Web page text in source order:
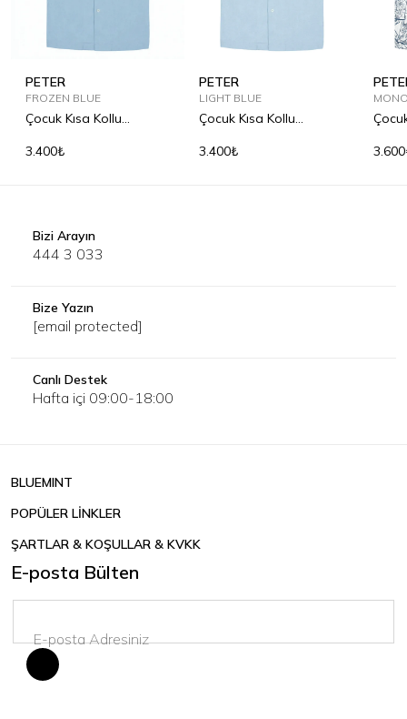
PETER
FROZEN BLUE
Çocuk Kısa Kollu
Gömlek
3.400₺
PETER
LIGHT BLUE
Çocuk Kısa Kollu
Gömlek
3.400₺
Bizi Arayın
444 3 033
Bize Yazın
[email protected]
Canlı Destek
Hafta içi 09:00-18:00
BLUEMINT
POPÜLER LİNKLER
ŞARTLAR & KOŞULLAR & KVKK
E-posta Bülten